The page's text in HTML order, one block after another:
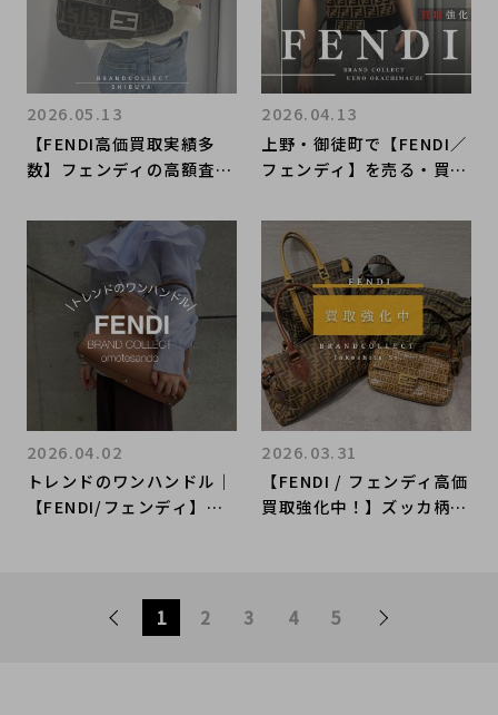
【FENDI高価買取実績多
数】フェンディの高額査定
谷店へ 新宿/目黒/代々
木/恵比寿/代官山などでご
売却を検討中の方にお勧め
です！
2026.05.13
上野・御徒町で【FENDI／
フェンディ】を売る・買う
御徒町店｜FENDI Zucca
Short-Sleeve Knit／FE
NDI ズッカ 半袖ニット入
荷｜Buy & Sell Luxury i
n Ueno Tokyo｜Tax-Fr
ee Available
2026.04.13
トレンドのワンハンドル｜
【FENDI/フェンディ】ピ
2026.04.02
【FENDI / フェンディ高価
買取強化中！】ズッカ柄人
竹下通り店
2026.03.31
1 2 3 4 5